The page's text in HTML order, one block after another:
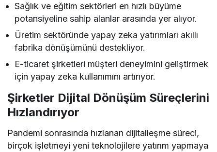
Sağlık ve eğitim sektörleri en hızlı büyüme
potansiyeline sahip alanlar arasında yer alıyor.
Üretim sektöründe yapay zeka yatırımları akıllı
fabrika dönüşümünü destekliyor.
E-ticaret şirketleri müşteri deneyimini geliştirmek
için yapay zeka kullanımını artırıyor.
Şirketler Dijital Dönüşüm Süreçlerini
Hızlandırıyor
Pandemi sonrasında hızlanan dijitalleşme süreci,
birçok işletmeyi yeni teknolojilere yatırım yapmaya